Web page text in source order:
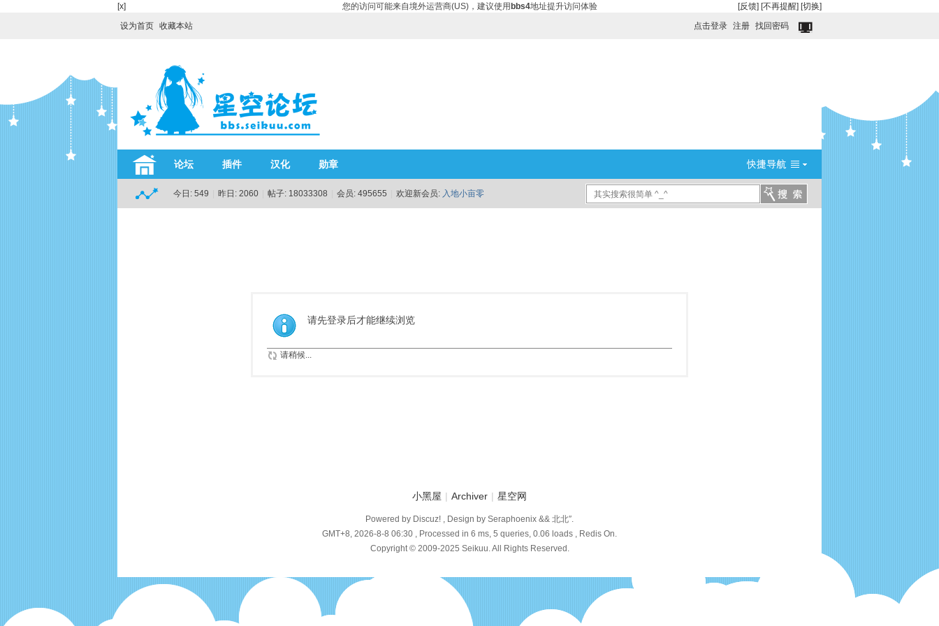
[x] 您的访问可能来自境外运营商(US)，建议使用 bbs4地址提升访问体验 [反馈] [不再提醒] [切换]
设为首页 收藏本站 点击登录 注册 找回密码
论坛 插件 汉化 勋章
今日: 549 昨日: 2060 帖子: 18033308 会员: 495655 欢迎新会员: 入地小亩零
请先登录后才能继续浏览
请稍候...
小黑屋 | Archiver | 星空网
Powered by Discuz! , Design by Seraphoenix && 北北″.
GMT+8, 2026-8-8 06:30 , Processed in 6 ms, 5 queries, 0.06 loads , Redis On.
Copyright © 2009-2025 Seikuu. All Rights Reserved.